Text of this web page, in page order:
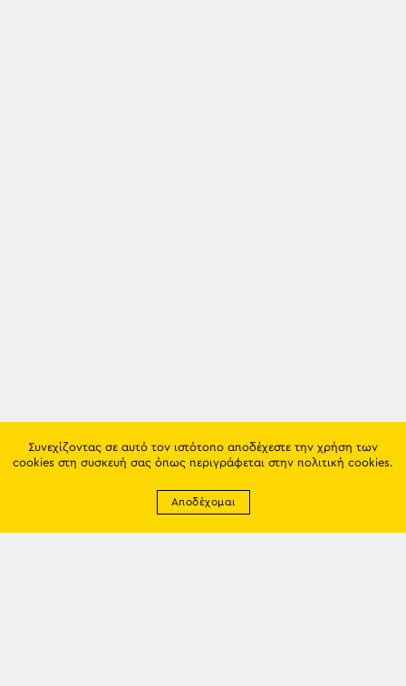
Συνεχίζοντας σε αυτό τον ιστότοπο αποδέχεστε την χρήση των
cookies στη συσκευή σας όπως περιγράφεται στην πολιτική cookies.
Αποδέχομαι